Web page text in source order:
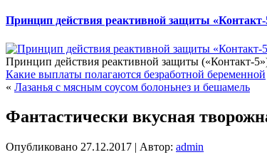
Принцип действия реактивной защиты «Контакт-
Принцип действия реактивной защиты («Контакт-
Какие выплаты полагаются безработной беременной
« Лазанья с мясным соусом болоньнез и бешамель
Фантастически вкусная
Опубликовано 27.12.2017 | Автор: admin